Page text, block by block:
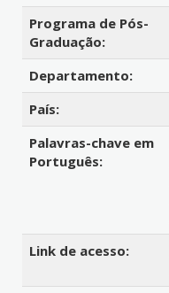
Programa de Pós-
Graduação:
Departamento:
País:
Palavras-chave em
Português:
Link de acesso: